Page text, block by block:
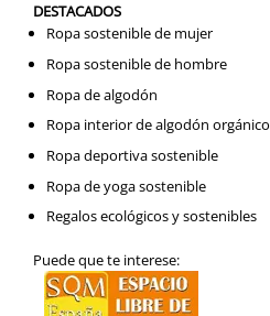
DESTACADOS
Ropa sostenible de mujer
Ropa sostenible de hombre
Ropa de algodón
Ropa interior de algodón orgánico
Ropa deportiva sostenible
Ropa de yoga sostenible
Regalos ecológicos y sostenibles
Puede que te interese: